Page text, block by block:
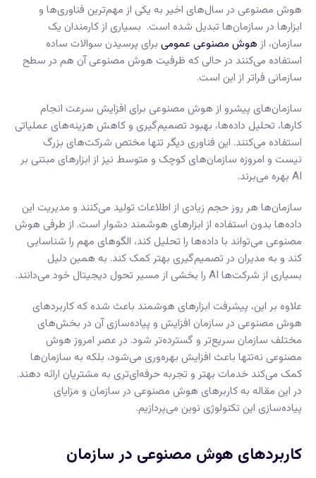
هوش مصنوعی در سال‌های اخیر به یکی از مهم‌ترین فناوری‌‌ها و
ابزارها در سازمان‌ها تبدیل شده است. بسیاری از کارمندان یک
سازمان‌، از هوش مصنوعی عمومی برای پرسیدن سوالات ساده
استفاده می‌کنند در حالی که ظرفیت هوش مصنوعی آن هم در سطح
سازمانی فراتر از این است.
سازمان‌های پیشرو از هوش مصنوعی برای افزایش سرعت انجام
کارها، تحلیل داده‌ها، بهبود تصمیم‌گیری و کاهش هزینه‌های عملیاتی
استفاده می‌کنند. این فناوری دیگر تنها مختص شرکت‌های بزرگ
نیست و امروزه سازمان‌های کوچک و متوسط نیز از ابزارهای مبتنی بر
AI بهره می‌برند.
سازمان‌ها هر روز حجم زیادی از اطلاعات تولید می‌کنند و مدیریت این
داده‌ها بدون استفاده از ابزارهای هوشمند دشوار است. از طرفی هوش
مصنوعی می‌تواند با داده‌ها را تحلیل کند، الگوهای مهم را شناسایی
کند و به مدیران در تصمیم‌گیری بهتر کمک کند. به همین دلیل
بسیاری از شرکت‌ها AI را بخشی از مسیر تحول دیجیتال خود می‌دانند.
علاوه بر این، پیشرفت ابزارهای هوشمند باعث شده که کاربردهای
هوش مصنوعی در سازمان افزایش و پیاده‌سازی آن در بخش‌های
مختلف سازمان سریع‌تر و گسترده‌تر شود. در عصر امروز هوش
مصنوعی نه‌تنها باعث افزایش بهره‌وری می‌شود، بلکه به سازمان‌ها
کمک می‌کند خدمات بهتر و تجربه حرفه‌ای‌تری به مشتریان ارائه دهند.
در این مقاله به کاربرهای هوش مصنوعی در سازمان و مزایای
پیاده‌سازی این تکنولوژی نوین می‌پردازیم.
کاربردهای هوش مصنوعی در سازمان